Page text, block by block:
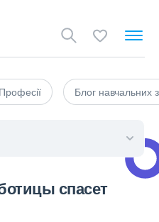
Професії Блог навчальних
спасет